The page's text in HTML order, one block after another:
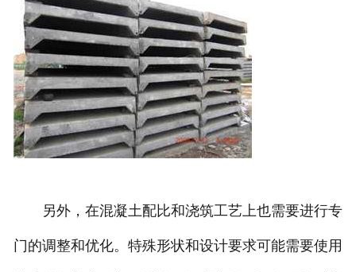
另外，在混凝土配比和浇筑工艺上也需要进行专
门的调整和优化。特殊形状和设计要求可能需要使用